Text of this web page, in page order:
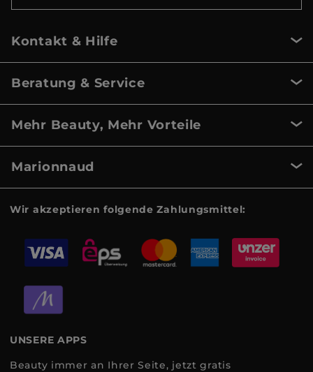
Kontakt & Hilfe
Beratung & Service
Mehr Beauty, Mehr Vorteile
Marionnaud
Wir akzeptieren folgende Zahlungsmittel:
UNSERE APPS
Beauty immer an Ihrer Seite, jetzt gratis